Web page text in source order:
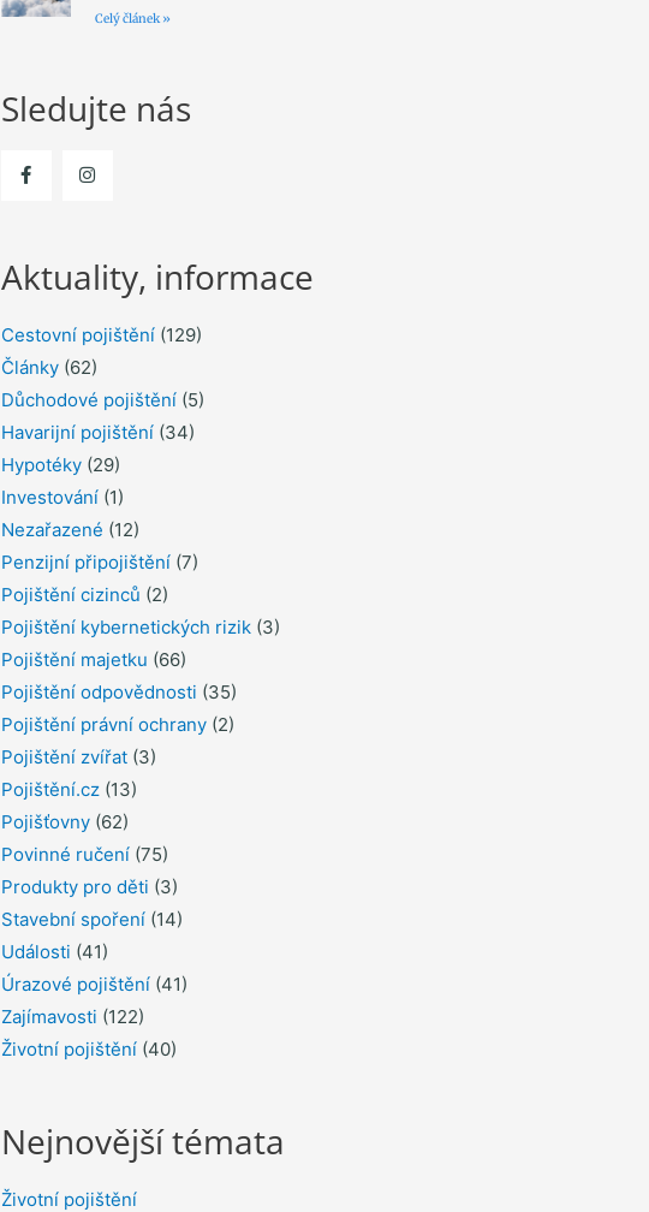
Celý článek »
Sledujte nás
Aktuality, informace
Cestovní pojištění(129)
Články(62)
Důchodové pojištění(5)
Havarijní pojištění(34)
Hypotéky(29)
Investování(1)
Nezařazené (12)
Penzijní připojištění(7)
Pojištění cizinců (2)
Pojištění kybernetických rizik(3)
Pojištění majetku (66)
Pojištění odpovědnosti (35)
Pojištění právní ochrany(2)
Pojištění zvířat(3)
Pojištění.cz(13)
Pojišťovny(62)
Povinné ručení(75)
Produkty pro děti (3)
Stavební spoření(14)
Události (41)
Úrazové pojištění(41)
Zajímavosti (122)
Životní pojištění(40)
Nejnovější témata
Životní pojištění